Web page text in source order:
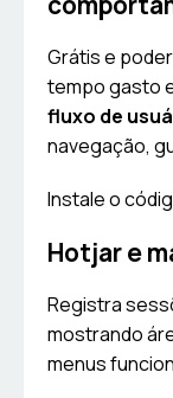
Grátis e
tempo gasto
fluxo de
navegação,
Instale o
Hotjar e
Registra
mostrando
menus